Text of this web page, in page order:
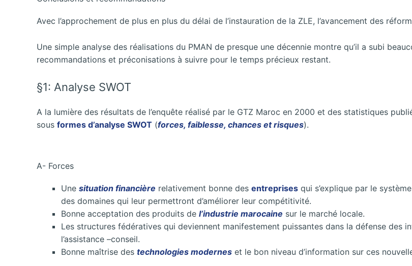
Avec l’approchement de plus en plus du délai de l’instauration de la ZLE, l’avancement des
Une simple analyse des réalisations du PMAN de presque une décennie montre qu’il a subi
recommandations et préconisations à suivre pour le temps précieux restant.
§1: Analyse SWOT
A la lumière des résultats de l’enquête réalisé par le GTZ Maroc en 2000 et des statistiques
sous formes d’analyse SWOT (forces, faiblesse, chances et risques).
A- Forces
Une situation financière relativement bonne des entreprises qui s’explique par le
des domaines qui leur permettront d’améliorer leur compétitivité.
Bonne acceptation des produits de l’industrie marocaine sur le marché locale.
Les structures fédératives qui deviennent manifestement puissantes dans la défense des
l’assistance –conseil.
Bonne maîtrise des technologies modernes et le bon niveau d’information sur ces